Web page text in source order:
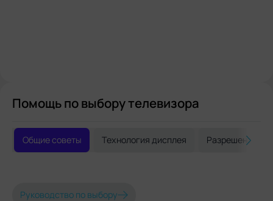
Помощь по выбору телевизора
Общие советы Технология дисплея Разрешение и
Руководство по выбору